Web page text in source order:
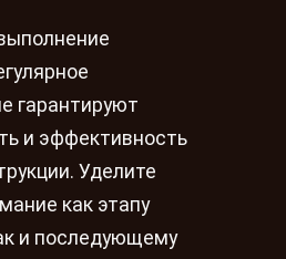
гарантируют
и эффективность
Уделите
как этапу
и последующему